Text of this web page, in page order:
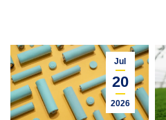
Jul
20
2026